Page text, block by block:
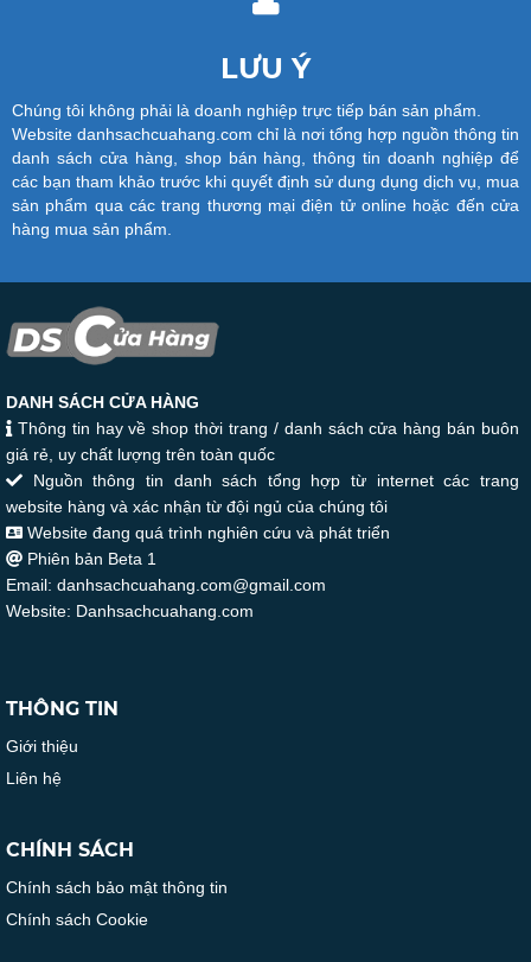
LƯU Ý
Chúng tôi không phải là doanh nghiệp trực tiếp bán sản phẩm.
Website danhsachcuahang.com chỉ là nơi tổng hợp nguồn thông tin
danh sách cửa hàng, shop bán hàng, thông tin doanh nghiệp để
các bạn tham khảo trước khi quyết định sử dung dụng dịch vụ, mua
sản phẩm qua các trang thương mại điện tử online hoặc đến cửa
hàng mua sản phẩm.
DANH SÁCH CỬA HÀNG
Thông tin hay về shop thời trang / danh sách cửa hàng bán buôn
giá rẻ, uy chất lượng trên toàn quốc
Nguồn thông tin danh sách tổng hợp từ internet các trang
website hàng và xác nhận từ đội ngủ của chúng tôi
Website đang quá trình nghiên cứu và phát triển
Phiên bản Beta 1
Email: danhsachcuahang.com@gmail.com
Website: Danhsachcuahang.com
THÔNG TIN
Giới thiệu
Liên hệ
CHÍNH SÁCH
Chính sách bảo mật thông tin
Chính sách Cookie